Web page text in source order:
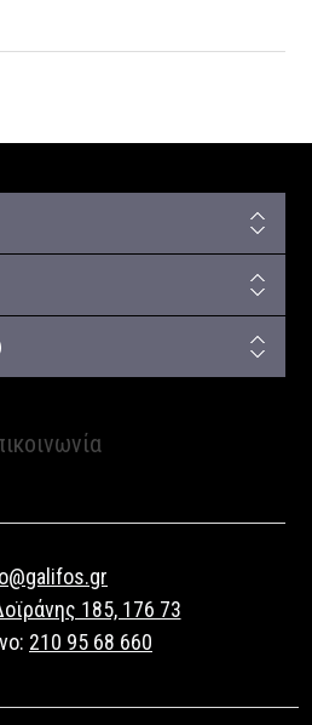
185, 176 73
210 95 68 660